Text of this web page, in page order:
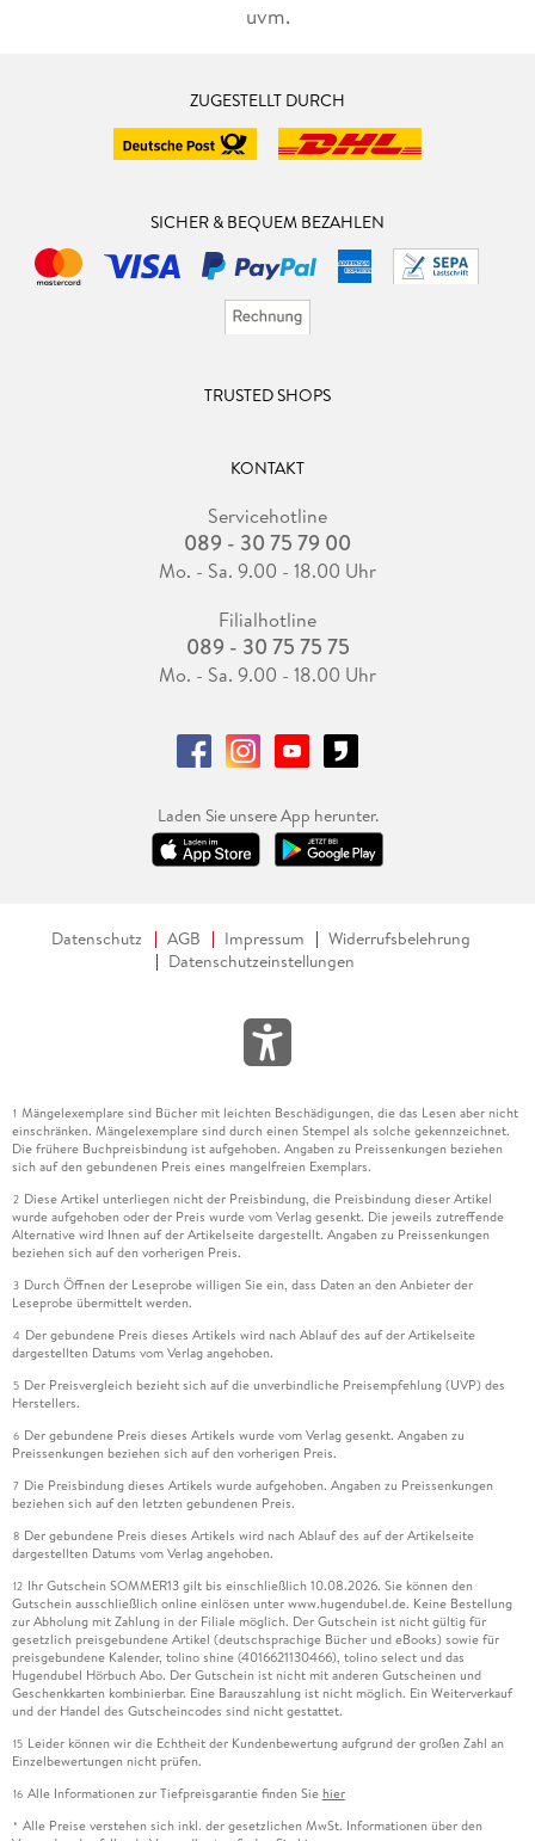
uvm.
ZUGESTELLT DURCH
SICHER & BEQUEM BEZAHLEN
TRUSTED SHOPS
KONTAKT
Servicehotline
089 - 30 75 79 00
Mo. - Sa. 9.00 - 18.00 Uhr
Filialhotline
089 - 30 75 75 75
Mo. - Sa. 9.00 - 18.00 Uhr
Laden Sie unsere App herunter.
Datenschutz AGB Impressum
Widerrufsbelehrung
Datenschutzeinstellungen
1 Mängelexemplare sind Bücher mit leichten Beschädigungen, die das Lesen aber nicht
einschränken. Mängelexemplare sind durch einen Stempel als solche gekennzeichnet.
Die frühere Buchpreisbindung ist aufgehoben. Angaben zu Preissenkungen beziehen
sich auf den gebundenen Preis eines mangelfreien Exemplars.
2 Diese Artikel unterliegen nicht der Preisbindung, die Preisbindung dieser Artikel
wurde aufgehoben oder der Preis wurde vom Verlag gesenkt. Die jeweils zutreffende
Alternative wird Ihnen auf der Artikelseite dargestellt. Angaben zu Preissenkungen
beziehen sich auf den vorherigen Preis.
3 Durch Öffnen der Leseprobe willigen Sie ein, dass Daten an den Anbieter der
Leseprobe übermittelt werden.
4 Der gebundene Preis dieses Artikels wird nach Ablauf des auf der Artikelseite
dargestellten Datums vom Verlag angehoben.
5 Der Preisvergleich bezieht sich auf die unverbindliche Preisempfehlung (UVP) des
Herstellers.
6 Der gebundene Preis dieses Artikels wurde vom Verlag gesenkt. Angaben zu
Preissenkungen beziehen sich auf den vorherigen Preis.
7 Die Preisbindung dieses Artikels wurde aufgehoben. Angaben zu Preissenkungen
beziehen sich auf den letzten gebundenen Preis.
8 Der gebundene Preis dieses Artikels wird nach Ablauf des auf der Artikelseite
dargestellten Datums vom Verlag angehoben.
12 Ihr Gutschein SOMMER13 gilt bis einschließlich 10.08.2026. Sie können den
Gutschein ausschließlich online einlösen unter www.hugendubel.de. Keine Bestellung
zur Abholung mit Zahlung in der Filiale möglich. Der Gutschein ist nicht gültig für
gesetzlich preisgebundene Artikel (deutschsprachige Bücher und eBooks) sowie für
preisgebundene Kalender, tolino shine (4016621130466), tolino select und das
Hugendubel Hörbuch Abo. Der Gutschein ist nicht mit anderen Gutscheinen und
Geschenkkarten kombinierbar. Eine Barauszahlung ist nicht möglich. Ein Weiterverkauf
und der Handel des Gutscheincodes sind nicht gestattet.
15 Leider können wir die Echtheit der Kundenbewertung aufgrund der großen Zahl an
Einzelbewertungen nicht prüfen.
16 Alle Informationen zur Tiefpreisgarantie finden Sie hier
* Alle Preise verstehen sich inkl. der gesetzlichen MwSt. Informationen über den